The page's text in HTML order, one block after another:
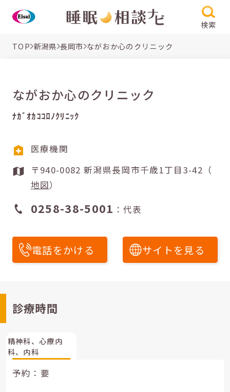
検索
TOP 新潟県 長岡市 ながおか心のクリニック
ながおか心のクリニック
ﾅｶﾞｵｶｺｺﾛﾉｸﾘﾆｯｸ
医療機関
〒940-0082 新潟県長岡市千歳1丁目3-42（
地図）
0258-38-5001 ：代表
電話をかける サイトを見る
診療時間
精神科、心療内
科、内科
予約：要